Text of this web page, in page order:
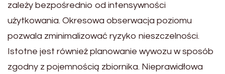
zależy bezpośrednio od intensywności
użytkowania. Okresowa obserwacja poziomu
pozwala zminimalizować ryzyko nieszczelności.
Istotne jest również planowanie wywozu w sposób
zgodny z pojemnością zbiornika. Nieprawidłowa